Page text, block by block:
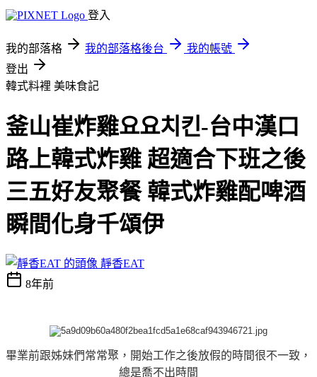
登入
我的部落格 我的部落格後台
我的帳號
登出
韓式料裡 美味食記
釜山崔炸雞요요치킨-台中漢口
路上韓式炸雞 超適合下班之後
三五好友聚餐 韓式炸雞配啤酒
瞬間化身千頌伊
靜香EAT
8年前
畢業前跟姊妹們常常聚，開始工作之後放假的時間很不一致，
總是喬不出時間